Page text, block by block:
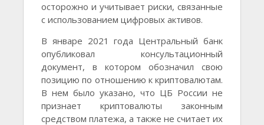
осторожно и учитывает риски, связанные
с использованием цифровых активов.
В январе 2021 года Центральный банк
опубликовал консультационный
документ, в котором обозначил свою
позицию по отношению к криптовалютам.
В нем было указано, что ЦБ России не
признает криптовалюты законным
средством платежа, а также не считает их